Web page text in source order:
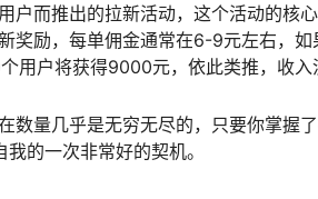
户而推出的拉新活动，这个活动的核
奖励，每单佣金通常在6-9元左右，
用户将获得9000元，依此类推，收入
数量几乎是无穷无尽的，只要你掌握
的一次非常好的契机。